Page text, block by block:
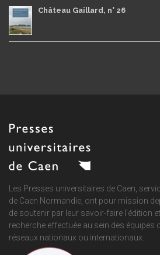
Château Gaillard, n° 26
Les Presses universitaires de Caen,
de Caen Normandie, ont pour mission
de soutenir par leur savoir-faire l'édition
recherche effectuée au sein des équipes
réseaux nationaux ou internationaux.